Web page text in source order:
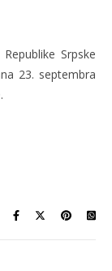
23. septembra